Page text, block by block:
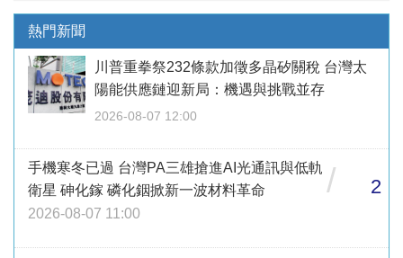
熱門新聞
川普重拳祭232條款加徵多晶矽關稅 台灣太
陽能供應鏈迎新局：機遇與挑戰並存
2026-08-07 12:00
手機寒冬已過 台灣PA三雄搶進AI光通訊與低軌
衛星 砷化鎵 磷化銦掀新一波材料革命
2026-08-07 11:00
/ 2